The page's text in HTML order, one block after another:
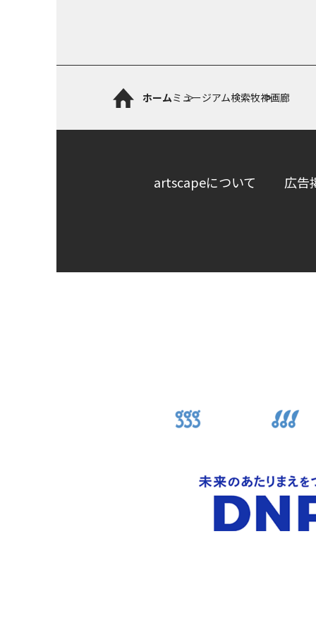
ホームミュージアム検索牧神画廊
artscapeについて 広告